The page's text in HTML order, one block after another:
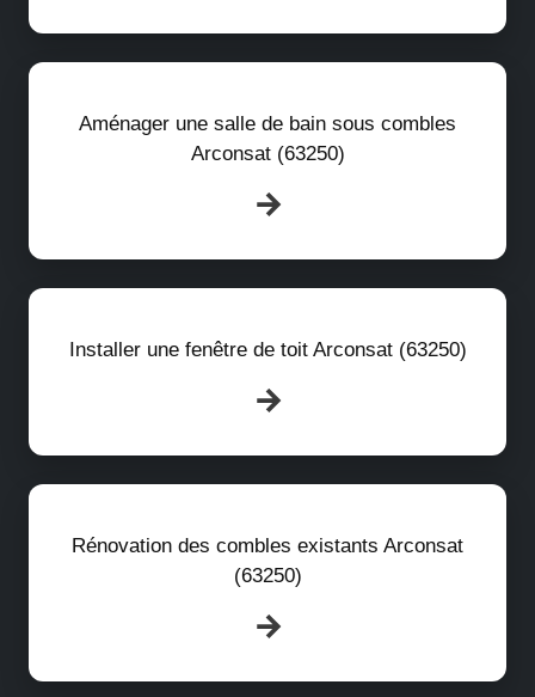
Aménager une salle de bain sous combles
Arconsat (63250)
Installer une fenêtre de toit Arconsat (63250)
Rénovation des combles existants Arconsat
(63250)